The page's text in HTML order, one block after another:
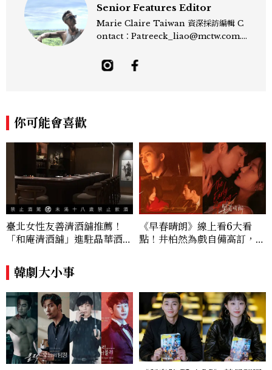
Senior Features Editor
Marie Claire Taiwan 資深採訪編輯 C
ontact：Patreeck_liao@mctw.com.t
敏銳的觀察力與敘事能力，撰寫出兼具深度
與美感的專題內容，長期關注亞洲娛樂、人
力的跨平台敘事語言。認為好的內容不僅是
記錄時代，更是溫柔的行動——在每一段訪
談與每一篇文章裡，留下值得反覆回味的
光。
你可能會喜歡
臺北女性友善清酒舖推薦！
「和庵清酒舖」進駐晶華酒
180元起輕鬆微醺
《早春晴朗》線上看6大看
點！井柏然為戲自備高訂，孫
韓劇大小事